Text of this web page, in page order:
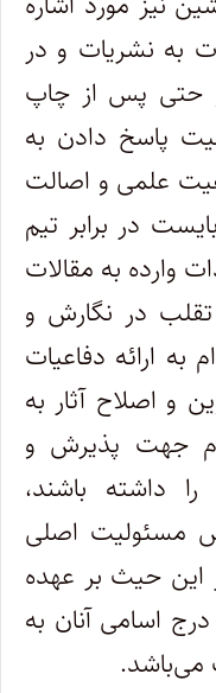
به نشریات و در
و حتی پس از چاپ
پاسخ دادن به
علمی و اصالت
در برابر تیم
وارده به مقالات
در نگارش و
به ارائه دفاعیات
و اصلاح آثار به
جهت پذیرش و
داشته باشند،
مسئولیت اصلی
این حیث بر عهده
اسامی آنان به
می‌باشد.